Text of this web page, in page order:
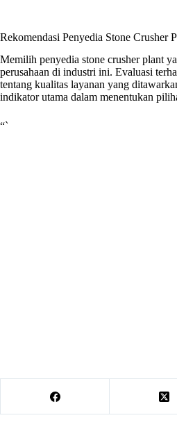
Rekomendasi Penyedia Stone Crusher
Memilih penyedia stone crusher plant
perusahaan di industri ini. Evaluasi
tentang kualitas layanan yang
indikator utama dalam menentukan
“`